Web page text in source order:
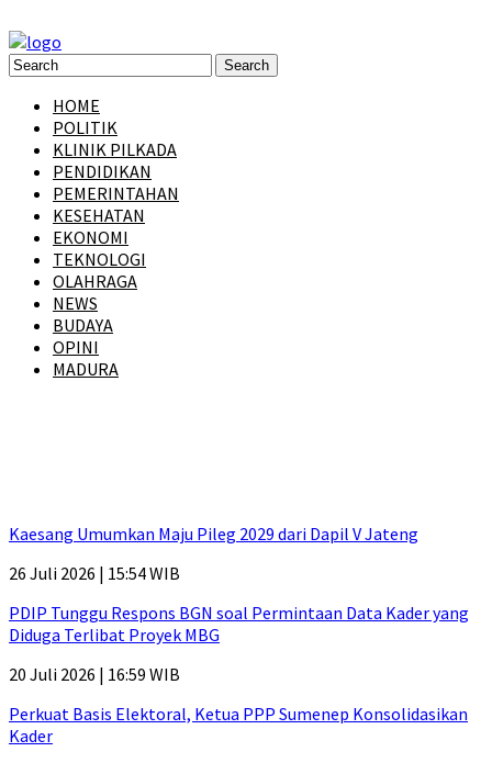
HOME
POLITIK
KLINIK PILKADA
PENDIDIKAN
PEMERINTAHAN
KESEHATAN
EKONOMI
TEKNOLOGI
OLAHRAGA
NEWS
BUDAYA
OPINI
MADURA
Kaesang Umumkan Maju Pileg 2029 dari Dapil V Jateng
26 Juli 2026 | 15:54 WIB
PDIP Tunggu Respons BGN soal Permintaan Data Kader yang
Diduga Terlibat Proyek MBG
20 Juli 2026 | 16:59 WIB
Perkuat Basis Elektoral, Ketua PPP Sumenep Konsolidasikan
Kader